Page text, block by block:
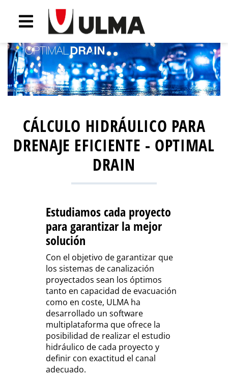
CÁLCULO HIDRÁULICO PARA
DRENAJE EFICIENTE - OPTIMAL
DRAIN
Estudiamos cada proyecto
para garantizar la mejor
solución
Con el objetivo de garantizar que
los sistemas de canalización
proyectados sean los óptimos
tanto en capacidad de evacuación
como en coste, ULMA ha
desarrollado un software
multiplataforma que ofrece la
posibilidad de realizar el estudio
hidráulico de cada proyecto y
definir con exactitud el canal
adecuado.